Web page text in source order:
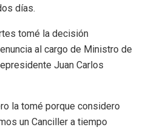
días.
tomé la decisión
al cargo de Ministro de
Juan Carlos
la tomé porque considero
un Canciller a tiempo